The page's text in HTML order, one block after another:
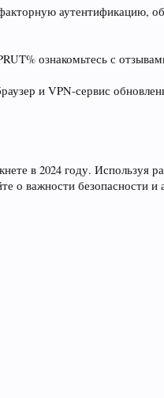
аутентификацию,
ознакомьтесь с
и VPN-сервис
в 2024 году.
о важности безопасности